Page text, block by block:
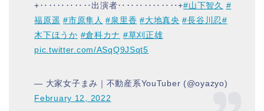
+‥‥‥‥‥‥出演者‥‥‥‥‥‥‥+#山下智久 #
福原遥 #市原隼人 #泉里香 #大地真央 #長谷川忍#
木下ほうか #倉科カナ #草刈正雄
pic.twitter.com/ASqQ9JSqt5
— 大家女子まみ｜不動産系YouTuber (@oyazyo)
February 12, 2022